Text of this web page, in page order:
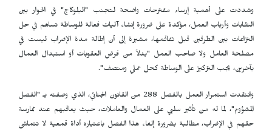
وشددت على أهمية إرساء مقترحات واضحة لتجنب "البلوكاج" في الحوار بين
النقابات وأرباب العمل، مؤكدة على ضرورة إنشاء آليات فعالة للوساطة تساهم في حل
النزاعات بين الطرفين قبل تفاقمها، مشيرة إلى أن إطالة مدة الإضراب ليست في
مصلحة العامل ولا صاحب العمل "بدلاً من فرض العقوبات أو استبدال العمال
بآخرين، يجب التركيز على الوساطة كحل عملي ومنصف".
وانتقدت استمرار العمل بالفصل 288 من القانون الجنائي، الذي وصفته بـ "الفصل
المشؤوم"، لما له من تأثير سلبي على العمال والعاملات، حيث يعاقبهم عند ممارسة
حقهم في الإضراب، مطالبة بضرورة إلغاء هذا الفصل باعتباره أداة قمعية لا تتماشى